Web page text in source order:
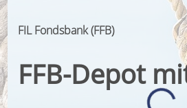
FIL Fondsbank (FFB)
FFB-Depot